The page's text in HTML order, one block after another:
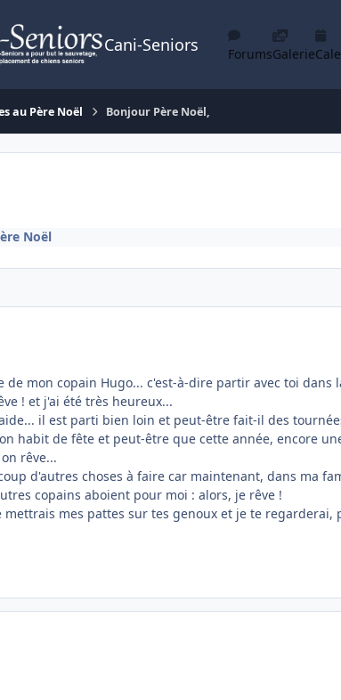
Cani-Seniors ForumsGalerie
au Père Noël Bonjour Père Noël,
Noël
mon copain Hugo... c'est-à-dire partir avec toi dans
! et j'ai été très heureux...
il est parti bien loin et peut-être fait-il des
habit de fête et peut-être que cette année, encore
rêve...
d'autres choses à faire car maintenant, dans ma
copains aboient pour moi : alors, je rêve !
mes pattes sur tes genoux et je te